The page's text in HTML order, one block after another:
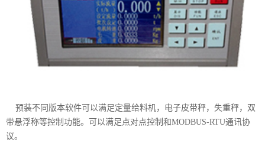
预装不同版本软件可以满足定量给料机，电子皮带秤，失重秤，双
带悬浮称等控制功能。可以满足点对点控制和MODBUS-RTU通讯协
议。